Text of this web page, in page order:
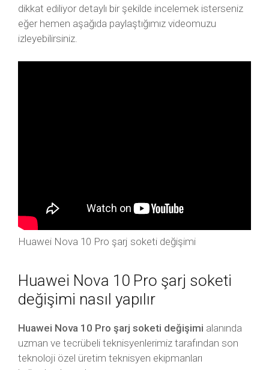
dikkat ediliyor detaylı bir şekilde incelemek isterseniz
eğer hemen aşağıda paylaştığımız videomuzu
izleyebilirsiniz.
Huawei Nova 10 Pro şarj soketi değişimi
Huawei Nova 10 Pro şarj soketi
değişimi nasıl yapılır
Huawei Nova 10 Pro şarj soketi değişimi alanında
uzman ve tecrübeli teknisyenlerimiz tarafından son
teknoloji özel üretim teknisyen ekipmanları